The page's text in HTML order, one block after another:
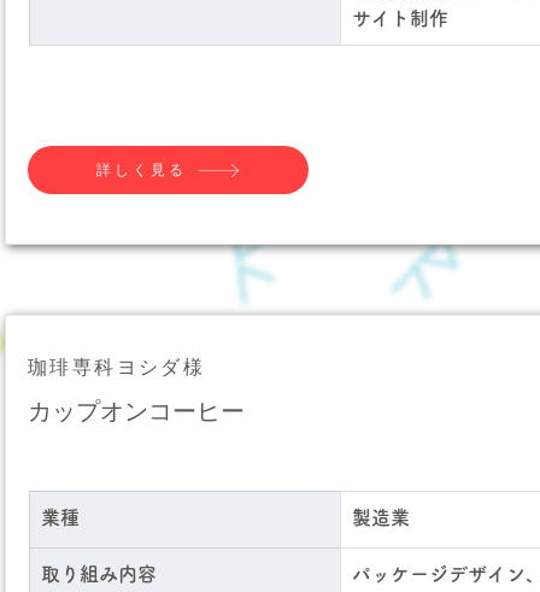
サイト制作
詳しく見る
珈琲専科ヨシダ様
カップオンコーヒー
業種 製造業
取り組み内容
パッケージデザイン